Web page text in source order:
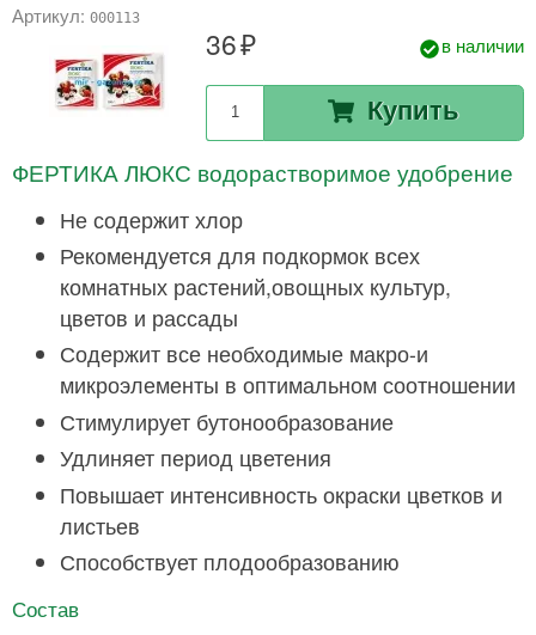
Артикул: 000113
36 в наличии
Купить
ФЕРТИКА ЛЮКС водорастворимое удобрение
Не содержит хлор
Рекомендуется для подкормок всех
комнатных растений,овощных культур,
цветов и рассады
Содержит все необходимые макро-и
микроэлементы в оптимальном соотношении
Стимулирует бутонообразование
Удлиняет период цветения
Повышает интенсивность окраски цветков и
листьев
Способствует плодообразованию
Состав